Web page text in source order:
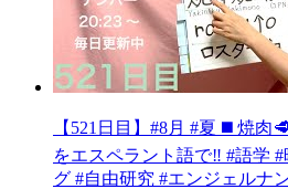
【521日目】#8月 #夏 ◼️ 焼肉
をエスペラント語で‼️ #語学
グ #自由研究 #エンジェルナ